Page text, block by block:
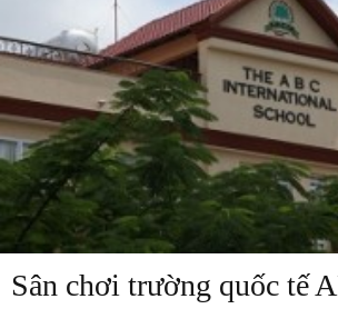
Sân chơi trường quốc tế